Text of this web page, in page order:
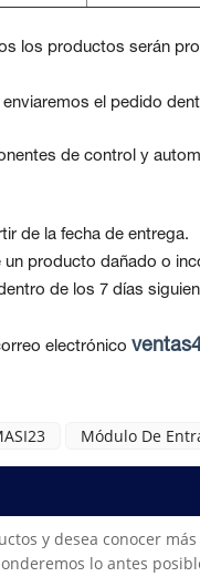
los productos serán
el pedido
de control y
de la fecha de entrega.
un producto dañado o
de los 7 días
electrónico
Módulo De
y desea conocer
lo antes